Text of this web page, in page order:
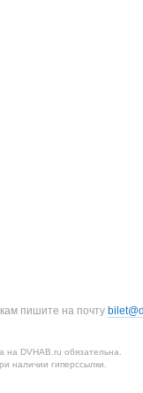
пишите на почту
DVHAB.ru обязательна.
наличии гиперссылки.